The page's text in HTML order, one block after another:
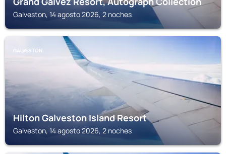
Galveston, 14 agosto 2026, 2 noches
GALVESTON
Hilton Galveston Island Resort
Galveston, 14 agosto 2026, 2 noches